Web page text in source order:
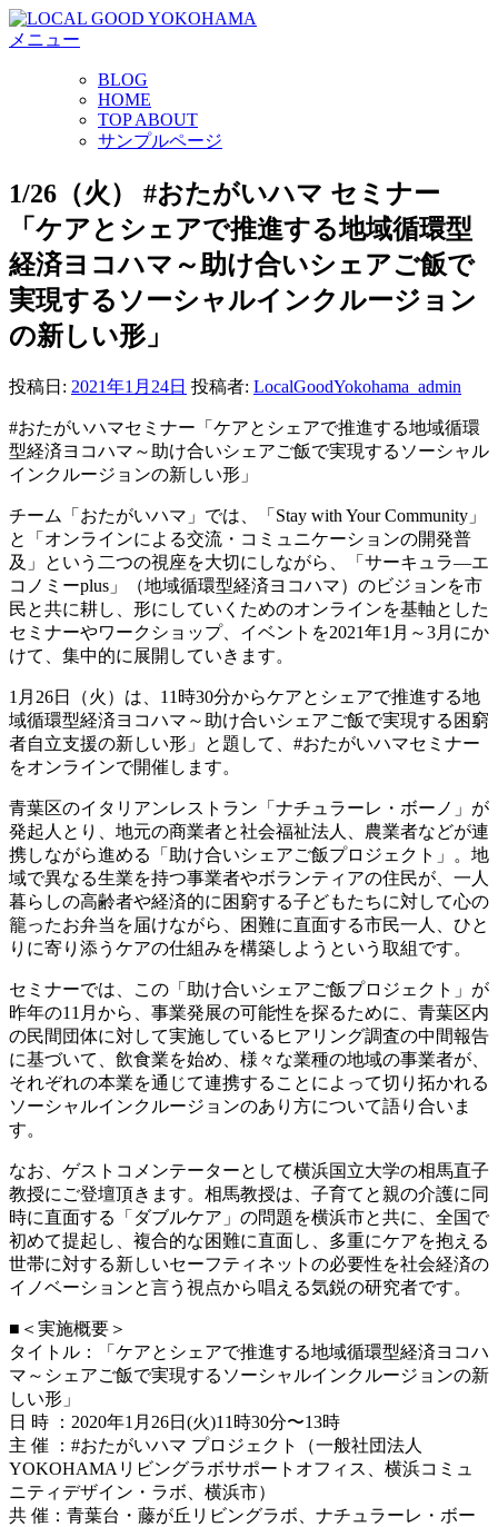
コ
ン
キ
ッ
プ
メニュー
BLOG
HOME
TOP ABOUT
サンプルページ
1/26（火） #おたがいハマ セミナー
「ケアとシェアで推進する地域循環型
経済ヨコハマ～助け合いシェアご飯で
実現するソーシャルインクルージョン
の新しい形」
投稿日: 2021年1月24日 投稿者: LocalGoodYokohama_admin
#おたがいハマセミナー「ケアとシェアで推進する地域循環
型経済ヨコハマ～助け合いシェアご飯で実現するソーシャル
インクルージョンの新しい形」
チーム「おたがいハマ」では、「Stay with Your Community」
と「オンラインによる交流・コミュニケーションの開発普
及」という二つの視座を大切にしながら、「サーキュラ―エ
コノミーplus」（地域循環型経済ヨコハマ）のビジョンを市
民と共に耕し、形にしていくためのオンラインを基軸とした
セミナーやワークショップ、イベントを2021年1月～3月にか
けて、集中的に展開していきます。
1月26日（火）は、11時30分からケアとシェアで推進する地
域循環型経済ヨコハマ～助け合いシェアご飯で実現する困窮
者自立支援の新しい形」と題して、#おたがいハマセミナー
をオンラインで開催します。
青葉区のイタリアンレストラン「ナチュラーレ・ボーノ」が
発起人とり、地元の商業者と社会福祉法人、農業者などが連
携しながら進める「助け合いシェアご飯プロジェクト」。地
域で異なる生業を持つ事業者やボランティアの住民が、一人
暮らしの高齢者や経済的に困窮する子どもたちに対して心の
籠ったお弁当を届けながら、困難に直面する市民一人、ひと
りに寄り添うケアの仕組みを構築しようという取組です。
セミナーでは、この「助け合いシェアご飯プロジェクト」が
昨年の11月から、事業発展の可能性を探るために、青葉区内
の民間団体に対して実施しているヒアリング調査の中間報告
に基づいて、飲食業を始め、様々な業種の地域の事業者が、
それぞれの本業を通じて連携することによって切り拓かれる
ソーシャルインクルージョンのあり方について語り合いま
す。
なお、ゲストコメンテーターとして横浜国立大学の相馬直子
教授にご登壇頂きます。相馬教授は、子育てと親の介護に同
時に直面する「ダブルケア」の問題を横浜市と共に、全国で
初めて提起し、複合的な困難に直面し、多重にケアを抱える
世帯に対する新しいセーフティネットの必要性を社会経済の
イノベーションと言う視点から唱える気鋭の研究者です。
■＜実施概要＞
タイトル：「ケアとシェアで推進する地域循環型経済ヨコハ
マ～シェアご飯で実現するソーシャルインクルージョンの新
しい形」
日 時 ：2020年1月26日(火)11時30分〜13時
主 催 ：#おたがいハマ プロジェクト（一般社団法人
YOKOHAMAリビングラボサポートオフィス、横浜コミュ
ニティデザイン・ラボ、横浜市）
共 催：青葉台・藤が丘リビングラボ、ナチュラーレ・ボー